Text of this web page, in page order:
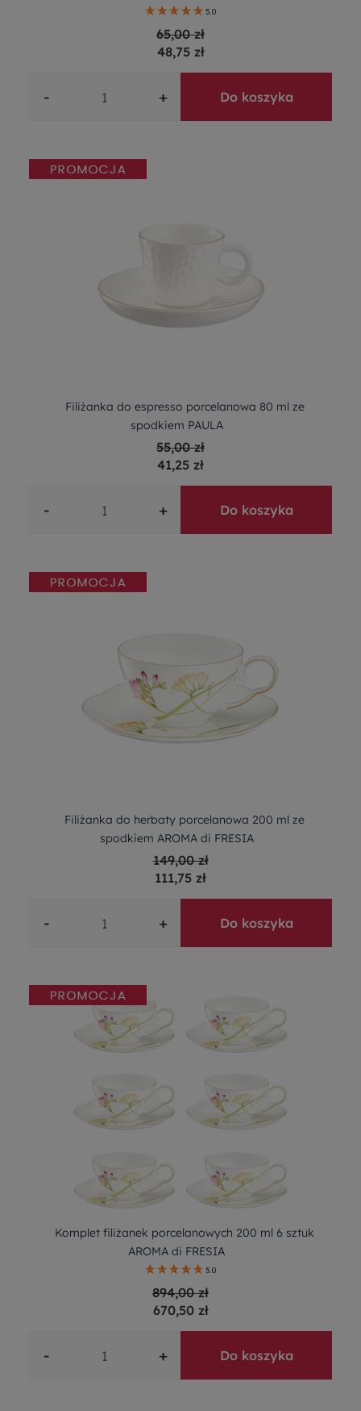
5.0
65,00 zł
48,75 zł
- + Do koszyka
Filiżanka do espresso porcelanowa 80 ml ze
spodkiem PAULA
55,00 zł
41,25 zł
- + Do koszyka
Filiżanka do herbaty porcelanowa 200 ml ze
spodkiem AROMA di FRESIA
149,00 zł
111,75 zł
- + Do koszyka
Komplet filiżanek porcelanowych 200 ml 6 sztuk
AROMA di FRESIA
5.0
894,00 zł
670,50 zł
- + Do koszyka